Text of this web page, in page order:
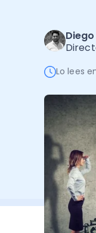
Administración
Software
AutoresLo lees